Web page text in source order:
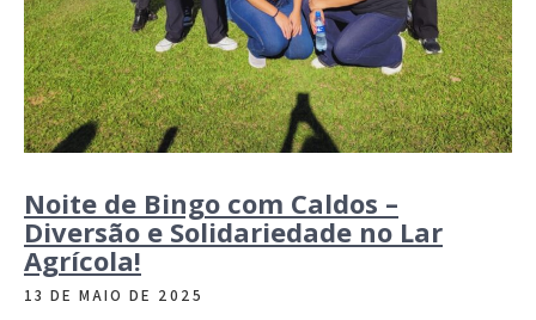
Noite de Bingo com Caldos –
Diversão e Solidariedade no Lar
Agrícola!
13 DE MAIO DE 2025